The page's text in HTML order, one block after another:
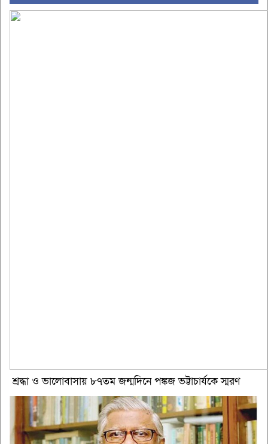
শ্রদ্ধা ও ভালোবাসায় ৮৭তম জন্মদিনে পঙ্কজ ভট্টাচার্যকে স্মরণ